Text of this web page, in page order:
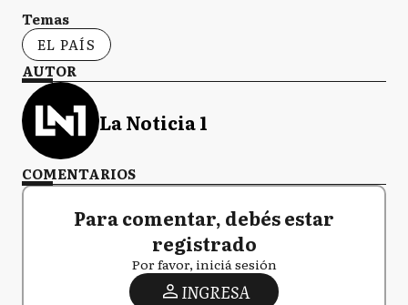
Temas
EL PAÍS
AUTOR
La Noticia 1
COMENTARIOS
Para comentar, debés estar
registrado
Por favor, iniciá sesión
INGRESA